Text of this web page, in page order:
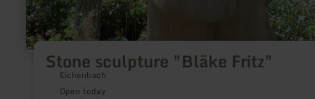
Stone sculpture "Bläke Fritz"
Eichenbach
Open today